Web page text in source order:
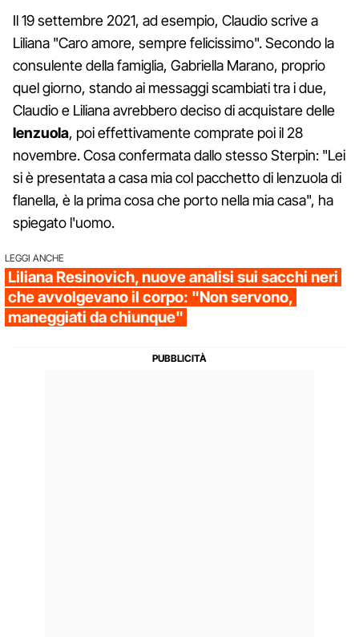
Il 19 settembre 2021, ad esempio, Claudio scrive a
Liliana "Caro amore, sempre felicissimo". Secondo la
consulente della famiglia, Gabriella Marano, proprio
quel giorno, stando ai messaggi scambiati tra i due,
Claudio e Liliana avrebbero deciso di acquistare delle
lenzuola, poi effettivamente comprate poi il 28
novembre. Cosa confermata dallo stesso Sterpin: "Lei
si è presentata a casa mia col pacchetto di lenzuola di
flanella, è la prima cosa che porto nella mia casa", ha
spiegato l'uomo.
LEGGI ANCHE
Liliana Resinovich, nuove analisi sui sacchi neri
che avvolgevano il corpo: "Non servono,
maneggiati da chiunque"